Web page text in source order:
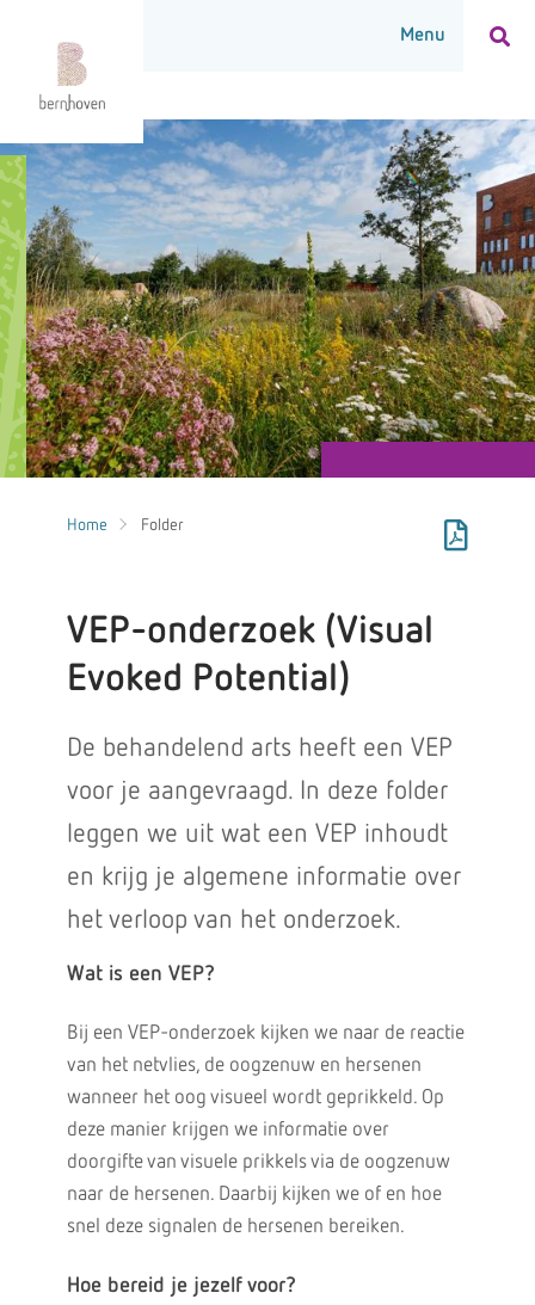
Home Folder
VEP-onderzoek (Visual
Evoked Potential)
De behandelend arts heeft een VEP
voor je aangevraagd. In deze folder
leggen we uit wat een VEP inhoudt
en krijg je algemene informatie over
het verloop van het onderzoek.
Wat is een VEP?
Bij een VEP-onderzoek kijken we naar de reactie
van het netvlies, de oogzenuw en hersenen
wanneer het oog visueel wordt geprikkeld. Op
deze manier krijgen we informatie over
doorgifte van visuele prikkels via de oogzenuw
naar de hersenen. Daarbij kijken we of en hoe
snel deze signalen de hersenen bereiken.
Hoe bereid je jezelf voor?